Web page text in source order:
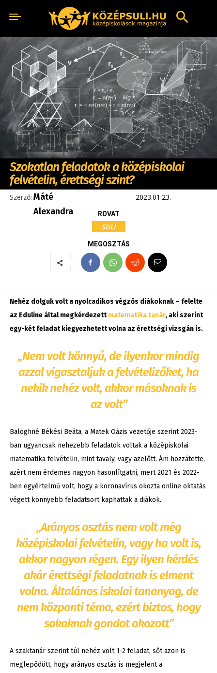
Szokatlan feladatok a középiskolai
felvételin, érettségi szint?
Szerző: Máté
Alexandra
2023.01.23.
ROVAT
SULI
MEGOSZTÁS
Nehéz dolguk volt a nyolcadikos végzős diákoknak – felelte
az Eduline által megkérdezettmatematika tanár, aki szerint
egy-két feladat kiegyezhetett volna az érettségi vizsgán is.
„Nem volt könnyű, de ilyenkor mindig
azzal vigasztaljuk a felvételizőket, ha
nekik nehéz volt, akkor másoknak is
az volt”
Baloghné Békési Beáta, a Matek Oázis vezetője szerint 2023-
ban ugyancsak nehezebb feladatok voltak a középiskolai
matematika felvételin, mint tavaly, vagy azelőtt. Ám hozzátette,
azért nem érdemes nagyon hasonlítgatni, mert 2021 és 2022-
ben egyértelmű volt, hogy a koronavírus okozta online oktatás
végett könnyebb feladatsort kaphattak a diákok.
„Arányos osztás nem volt még
középiskolai felvételin, vagy ha volt is,
akkor nagyon régen. Egy ilyen kérdés
akár érettségi feladatnak is elment
volna. Általános iskolai tananyag, de
nem központi téma, ezért biztos, hogy
sokaknak gondot okozott”
A szaktanár szerint túl nehéz volt 1-2 feladat, sőt azon is
meglepődött, hogy arányos osztás is megjelent a